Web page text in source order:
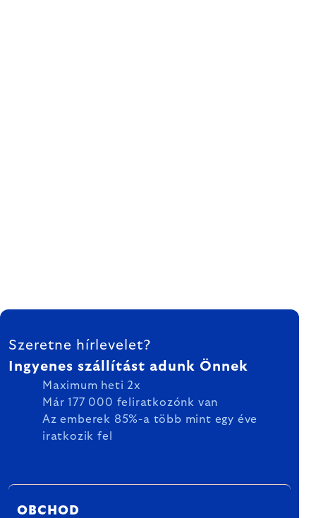
LÁBLÉC
Szeretne hírlevelet?
Ingyenes szállítást adunk Önnek
Maximum heti 2x
Már 177 000 feliratkozónk van
Az emberek 85%-a több mint egy éve
iratkozik fel
OBCHOD